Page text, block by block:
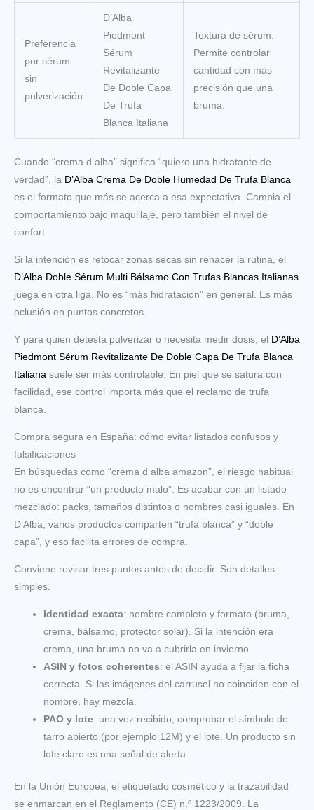
Preferencia
por sérum
sin
pulverización
D’Alba
Piedmont
Sérum
Revitalizante
De Doble Capa
De Trufa
Blanca Italiana
Textura de sérum.
Permite controlar
cantidad con más
precisión que una
bruma.
Cuando “crema d alba” significa “quiero una hidratante de
verdad”, la D’Alba Crema De Doble Humedad De Trufa Blanca
es el formato que más se acerca a esa expectativa. Cambia el
comportamiento bajo maquillaje, pero también el nivel de
confort.
Si la intención es retocar zonas secas sin rehacer la rutina, el
D’Alba Doble Sérum Multi Bálsamo Con Trufas Blancas Italianas
juega en otra liga. No es “más hidratación” en general. Es más
oclusión en puntos concretos.
Y para quien detesta pulverizar o necesita medir dosis, el D’Alba
Piedmont Sérum Revitalizante De Doble Capa De Trufa Blanca
Italiana suele ser más controlable. En piel que se satura con
facilidad, ese control importa más que el reclamo de trufa
blanca.
Compra segura en España: cómo evitar listados confusos y
falsificaciones
En búsquedas como “crema d alba amazon”, el riesgo habitual
no es encontrar “un producto malo”. Es acabar con un listado
mezclado: packs, tamaños distintos o nombres casi iguales. En
D’Alba, varios productos comparten “trufa blanca” y “doble
capa”, y eso facilita errores de compra.
Conviene revisar tres puntos antes de decidir. Son detalles
simples.
Identidad exacta: nombre completo y formato (bruma,
crema, bálsamo, protector solar). Si la intención era
crema, una bruma no va a cubrirla en invierno.
ASIN y fotos coherentes: el ASIN ayuda a fijar la ficha
correcta. Si las imágenes del carrusel no coinciden con el
nombre, hay mezcla.
PAO y lote: una vez recibido, comprobar el símbolo de
tarro abierto (por ejemplo 12M) y el lote. Un producto sin
lote claro es una señal de alerta.
En la Unión Europea, el etiquetado cosmético y la trazabilidad
se enmarcan en el Reglamento (CE) n.º 1223/2009. La